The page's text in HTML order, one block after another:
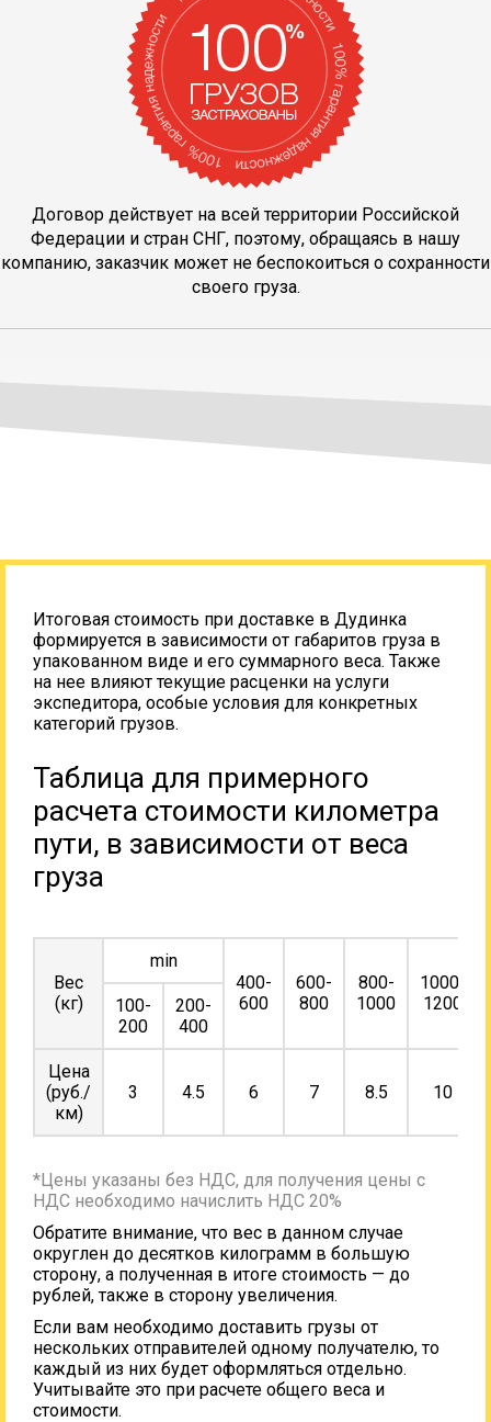
Договор действует на всей территории Российской
Федерации и стран СНГ, поэтому, обращаясь в нашу
компанию, заказчик может не беспокоиться о сохранности
своего груза.
Итоговая стоимость при доставке в Дудинка
формируется в зависимости от габаритов груза в
упакованном виде и его суммарного веса. Также
на нее влияют текущие расценки на услуги
экспедитора, особые условия для конкретных
категорий грузов.
Таблица для примерного
расчета стоимости километра
пути, в зависимости от веса
груза
Вес
(кг)
min
400-
600
600-
800
800-
1000
1000-
1200
100-
200
200-
400
Цена
(руб./
км)
3 4.5 6 7 8.5 10
*Цены указаны без НДС, для получения цены с
НДС необходимо начислить НДС 20%
Обратите внимание, что вес в данном случае
округлен до десятков килограмм в большую
сторону, а полученная в итоге стоимость — до
рублей, также в сторону увеличения.
Если вам необходимо доставить грузы от
нескольких отправителей одному получателю, то
каждый из них будет оформляться отдельно.
Учитывайте это при расчете общего веса и
стоимости.